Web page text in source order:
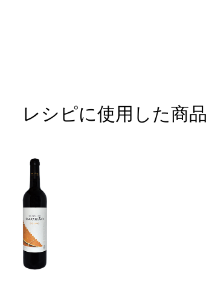
レシピに使用した商品